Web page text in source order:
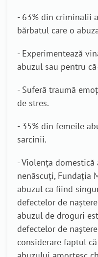
- 63% din criminalii
bărbatul care o
- Experimentează
abuzul sau pentru
- Suferă traumă
de stres.
- 35% din femeile
sarcinii.
- Violența
nenăscuți, Fundația
abuzul ca fiind
defectelor de
abuzul de droguri
defectelor de
considerare faptul